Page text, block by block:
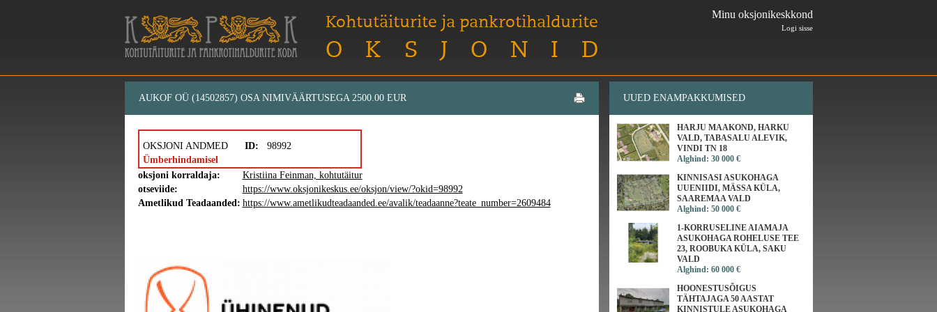
Kohtutäiturite ja pankrotihaldurite
OKSJONID
Minu oksjonikeskkond
Logi sisse
AUKOF OÜ (14502857) OSA NIMIVÄÄRTUSEGA 2500.00 EUR
OKSJONI ANDMED ID:
98992
Ümberhindamisel
oksjoni korraldaja:
Kristiina Feinman, kohtutäitur
otseviide:
https://www.oksjonikeskus.ee/oksjon/view/?okid=98992
Ametlikud Teadaanded: https://www.ametlikudteadaanded.ee/avalik/teadaanne?teate_number=2609484
UUED ENAMPAKKUMISED
HARJU MAAKOND, HARKU
VALD, TABASALU ALEVIK,
VINDI TN 18
Alghind: 30 000 €
KINNISASI ASUKOHAGA
UUENIIDI, MÄSSA KÜLA,
SAAREMAA VALD
Alghind: 50 000 €
1-KORRUSELINE AIAMAJA
ASUKOHAGA ROHELUSE TEE
23, ROOBUKA KÜLA, SAKU
VALD
Alghind: 60 000 €
HOONESTUSÕIGUS
TÄHTAJAGA 50 AASTAT
KINNISTULE ASUKOHAGA